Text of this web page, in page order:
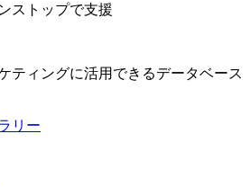
ストップで支援
ティングに活用できるデータベース